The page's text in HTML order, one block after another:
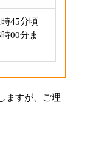
45分頃
00分ま
ますが、ご理